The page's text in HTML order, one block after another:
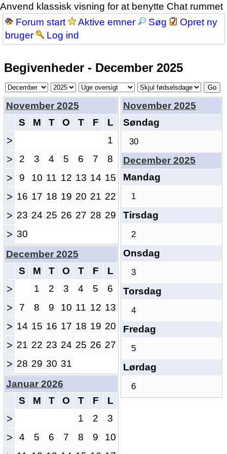
Anvend klassisk visning for at benytte Chat rummet
Forum start
Aktive emner Søg
Opret ny
bruger
Log ind
Begivenheder - December 2025
November 2025
S
M T O T F L
> 1
> 2 3 4 5 6 7 8
> 9 10 11 12 13 14 15
> 16 17 18 19 20 21 22
> 23 24 25 26 27 28 29
> 30
November 2025
Søndag
30
December 2025
Mandag
1
Tirsdag
2
Onsdag
3
Torsdag
4
Fredag
5
Lørdag
6
December 2025
S
M T O T F L
> 1 2 3 4 5 6
> 7 8 9 10 11 12 13
> 14 15 16 17 18 19 20
> 21 22 23 24 25 26 27
> 28 29 30 31
Januar 2026
S
M T O T F L
> 1 2 3
> 4 5 6 7 8 9 10